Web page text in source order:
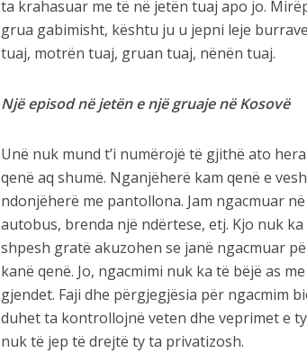
ta krahasuar me të në jetën tuaj apo jo.
grua gabimisht, kështu ju u jepni leje
tuaj, motrën tuaj, gruan tuaj, nënën tuaj.
Një episod në jetën e një gruaje në Kosovë
Unë nuk mund t’i numërojë të gjithë ato
qenë aq shumë. Nganjëherë kam qenë e
ndonjëherë me pantollona. Jam ngacmuar
autobus, brenda një ndërtese, etj. Kjo nuk
shpesh gratë akuzohen se janë ngacmuar
kanë qenë. Jo, ngacmimi nuk ka të bëjë as
gjendet. Faji dhe përgjegjësia për ngacmim
duhet ta kontrollojnë veten dhe veprimet e
nuk të jep të drejtë ty ta privatizosh.